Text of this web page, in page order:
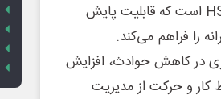
دامپ‌تراک‌ها و پلتفرم تحلیل داده و گزارش‌های مدیریتی HSE است که قابلیت پایش
را فراهم می‌کند.
در کاهش حوادث، افزایش
و حرکت از مدیریت